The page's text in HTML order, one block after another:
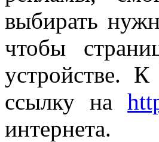
выбирать
чтобы
устройстве.
ссылку на
интернета.